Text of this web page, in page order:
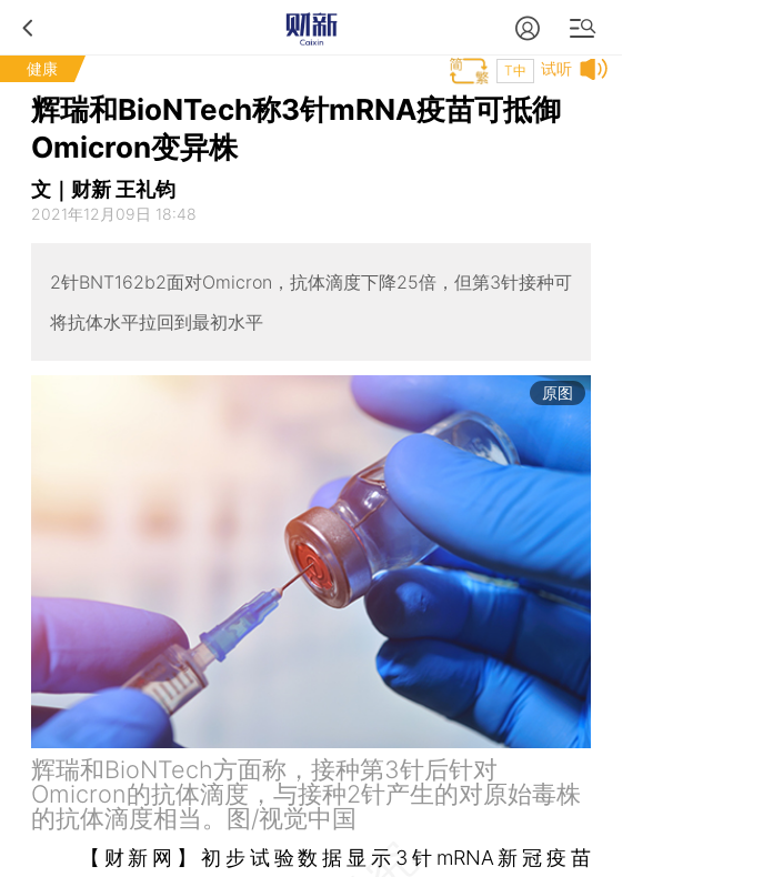
健康 试听
T中
辉瑞和BioNTech称3针mRNA疫苗可抵御
Omicron变异株
文｜财新 王礼钧
2021年12月09日 18:48
2针BNT162b2面对Omicron，抗体滴度下降25倍，但第3针接种可
将抗体水平拉回到最初水平
原图
辉瑞和BioNTech方面称，接种第3针后针对
Omicron的抗体滴度，与接种2针产生的对原始毒株
的抗体滴度相当。图/视觉中国
【财新网】初步试验数据显示3针mRNA新冠疫苗